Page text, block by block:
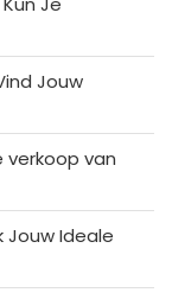
Jouw
van
Jouw Ideale